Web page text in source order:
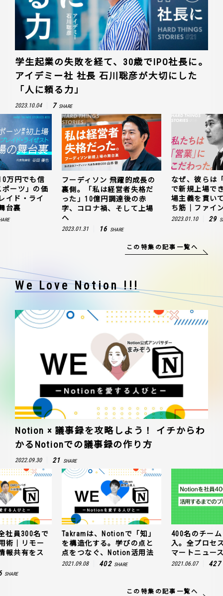
学生起業の失敗を経て、30歳でIPO社長に。
アイデミー社 社長 石川聡彦が大切にした
「人に頼る力」
2023.10.04 7 SHARE
万円でも信
ーツ」の価
イド・ライ
台裏
フーディソン 飛躍的成長の
裏側。「私は経営者失格だ
った」10億円調達後の赤
字、コロナ禍、そして上場
へ
2023.01.31 16 SHARE
なぜ、彼らは
で新規上場で
場主義を貫い
ち筋｜ファイ
2023.01.10 29
この特集の記事一覧へ
We Love Notion !!!
Notion × 議事録を攻略しよう！ イチからわ
かるNotionでの議事録の作り方
2022.09.30 21 SHARE
社員300名で
術｜リモー
報共有をス
SHARE
Takramは、Notionで「知」
を構造化する。学びの点と
点をつなぐ、Notion活用法
2021.09.08 402 SHARE
400名のチー
入。全プロセ
マートニュー
2021.06.07 427
この特集の記事一覧へ